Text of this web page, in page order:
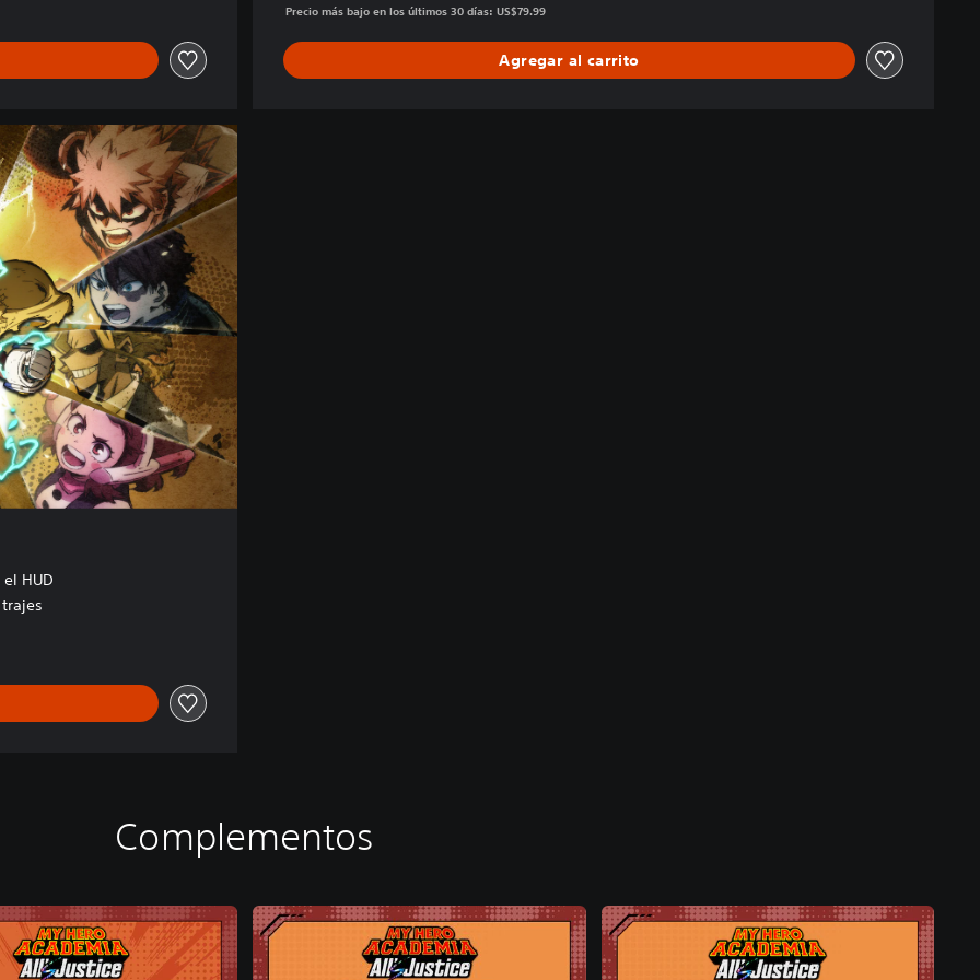
Precio más bajo en los últimos 30 días: US$79.99
Agregar al carrito
HUD
Complementos